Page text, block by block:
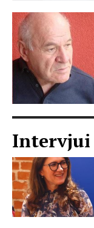
Intervjui